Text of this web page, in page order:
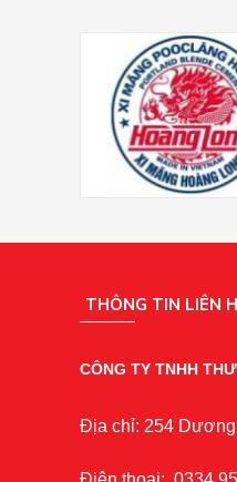
THÔNG TIN LIÊN
CÔNG TY TNHH
Địa chỉ: 254